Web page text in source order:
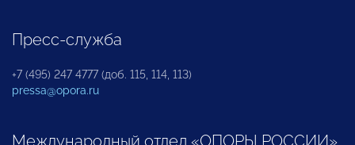
Пресс-служба
+7 (495) 247 4777 (доб. 115, 114, 113)
pressa@opora.ru
Международный отдел «ОПОРЫ РОССИИ»